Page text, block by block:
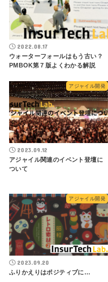
2022.08.17
ウォーターフォールはもう古い？
PMBOK第７版よくわかる解説
アジャイル開発
2023.09.12
アジャイル関連のイベント登壇に
ついて
アジャイル開発
2023.09.20
ふりかえりはポジティブに…